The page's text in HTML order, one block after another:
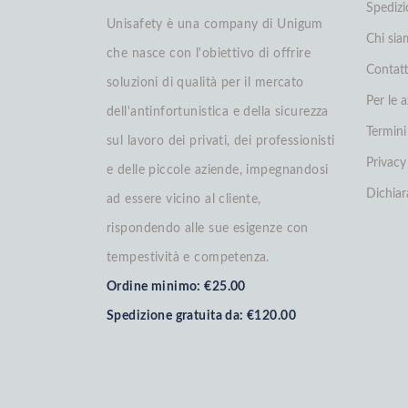
Unisafety è una company di Unigum
che nasce con l'obiettivo di offrire
soluzioni di qualità per il mercato
dell'antinfortunistica e della sicurezza
sul lavoro dei privati, dei professionisti
e delle piccole aziende, impegnandosi
ad essere vicino al cliente,
rispondendo alle sue esigenze con
tempestività e competenza.
Ordine minimo: €25.00
Spedizione gratuita da: €120.00
Chi
Per le